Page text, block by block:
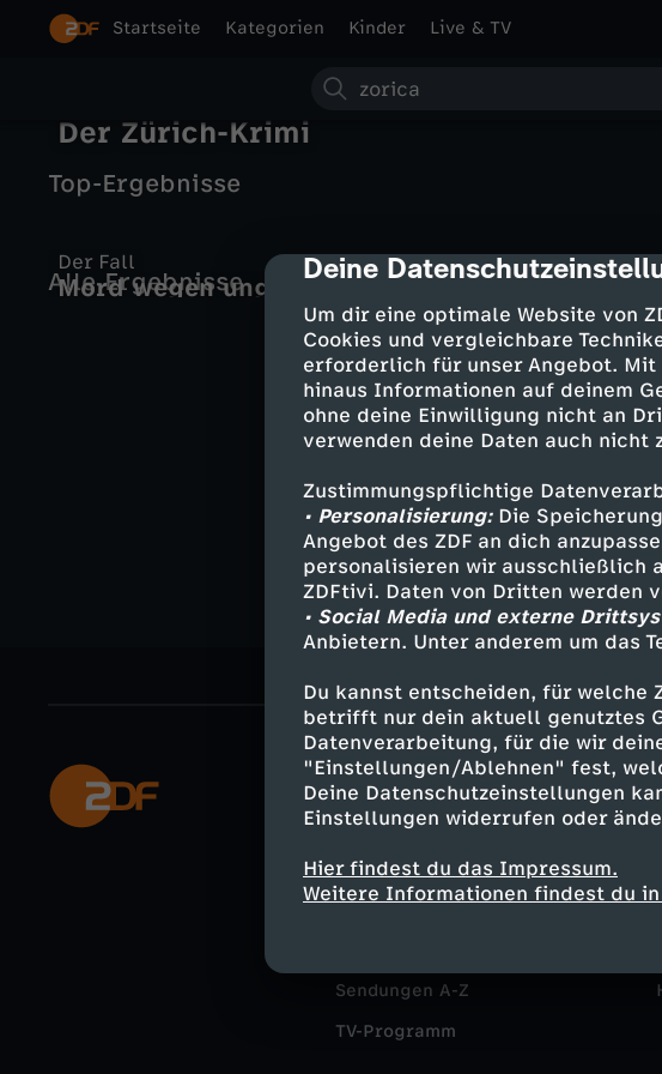
cmp-dialog-description
Deine
Um dir eine optimale Website von
Cookies und vergleichbare
erforderlich für unser Angebot.
hinaus Informationen auf deinem
ohne deine Einwilligung nicht an
verwenden deine Daten auch nicht
Zustimmungspflichtige
• Personalisierung:Die
Angebot des ZDF an dich
personalisieren wir ausschließlich
ZDFtivi. Daten von Dritten werden
• Social Media und externe
Anbietern. Unter anderem um das
Du kannst entscheiden, für welche
betrifft nur dein aktuell genutztes
Datenverarbeitung, für die wir
"Einstellungen/Ablehnen" fest,
Deine Datenschutzeinstellungen
Einstellungen widerrufen oder
Hier findest du das Impressum.
Weitere Informationen findest du
Startseite Kategorien Kinder Live & TV
u
c
h
Top-Ergebnisse
Der Zürich-Krimi
Alle Ergebnisse
Der Fall
Mord wegen ungewollter
Schwangerschaft - Der Fall Zorica H.
Mehr ZDF
ZDF-Apps
Smart TV
ZDFtext
Sendungen A-Z
TV-Programm